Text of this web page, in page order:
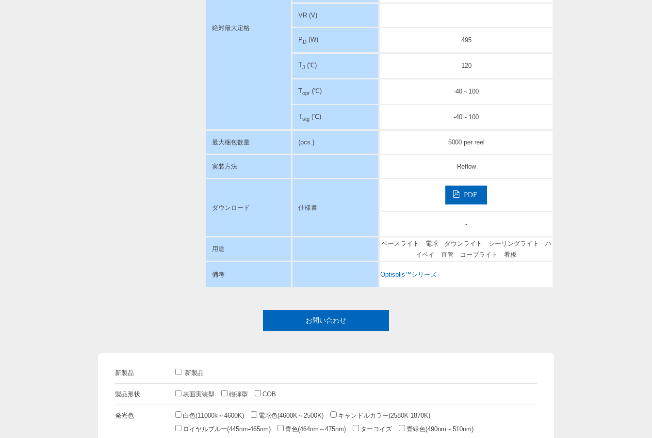
絶対最大定格
VR (V)
PD (W) 495
TJ (℃) 120
Topr (℃) -40～100
Tstg (℃) -40～100
最大梱包数量 (pcs.) 5000 per reel
実装方法 Reflow
ダウンロード 仕様書
PDF
-
用途
ベースライト 電球 ダウンライト シーリングライト ハ
イベイ 直管 コープライト 看板
備考 Optisolis™シリーズ
お問い合わせ
新製品 新製品
製品形状 表面実装型 砲弾型 COB
発光色 白色(11000k～4600K) 電球色(4600K～2500K)
キャンドルカラー(2580K-1870K)
ロイヤルブルー(445nm-465nm)
青色(464nm～475nm) ターコイズ
青緑色(490nm～510nm)